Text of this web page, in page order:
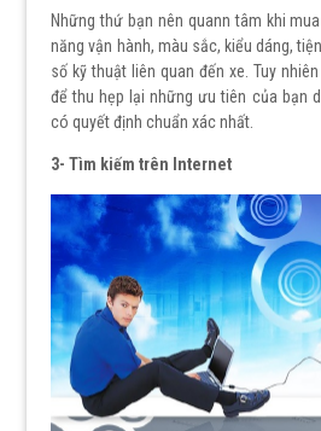
Những thứ bạn nên quann tâm khi
năng vận hành, màu sắc, kiểu dáng,
số kỹ thuật liên quan đến xe. Tuy
để thu hẹp lại những ưu tiên của bạn
có quyết định chuẩn xác nhất.
3- Tìm kiếm trên Internet